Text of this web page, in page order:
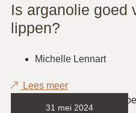
Is arganolie goed
lippen?
Michelle Lennart
Lees meer
31 mei 2024